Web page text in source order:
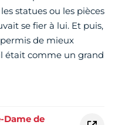
statues ou les pièces
se fier à lui. Et puis,
de mieux
était comme un grand
Dame de